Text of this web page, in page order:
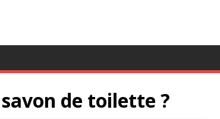
de toilette ?